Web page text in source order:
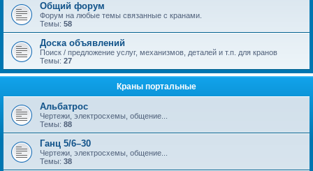
Общий форум
Форум на любые темы связанные с кранами.
Темы: 58
Доска объявлений
Поиск / предложение услуг, механизмов, деталей и т.п. для кранов
Темы: 27
Краны портальные
Альбатрос
Чертежи, электросхемы, общение...
Темы: 88
Ганц 5/6–30
Чертежи, электросхемы, общение...
Темы: 38